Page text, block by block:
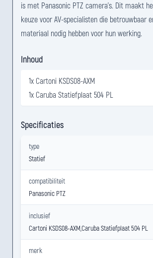
is met Panasonic PTZ camera's. Dit maakt
keuze voor AV-specialisten die betrouwbaar
materiaal nodig hebben voor hun werking.
Inhoud
1x Cartoni KSDS08-AXM
1x Caruba Statiefplaat 504 PL
Specificaties
type
Statief
compatibiliteit
Panasonic PTZ
inclusief
Cartoni KSDS08-AXM,Caruba Statiefplaat 504 PL
merk